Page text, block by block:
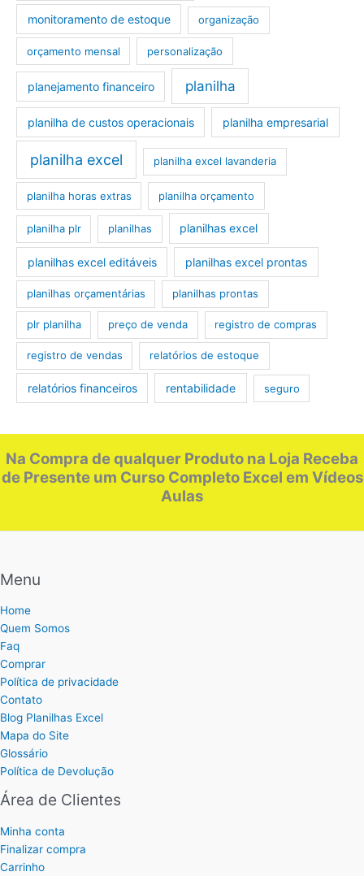
monitoramento de estoque organização
orçamento mensal personalização
planejamento financeiro planilha
planilha de custos operacionais planilha empresarial
planilha excel planilha excel lavanderia
planilha horas extras planilha orçamento
planilha plr planilhas planilhas excel
planilhas excel editáveis planilhas excel prontas
planilhas orçamentárias planilhas prontas
plr planilha preço de venda registro de compras
registro de vendas relatórios de estoque
relatórios financeiros rentabilidade seguro
Na Compra de qualquer Produto na Loja Receba
de Presente um Curso Completo Excel em Vídeos
Aulas
Menu
Home
Quem Somos
Faq
Comprar
Política de privacidade
Contato
Blog Planilhas Excel
Mapa do Site
Glossário
Política de Devolução
Área de Clientes
Minha conta
Finalizar compra
Carrinho